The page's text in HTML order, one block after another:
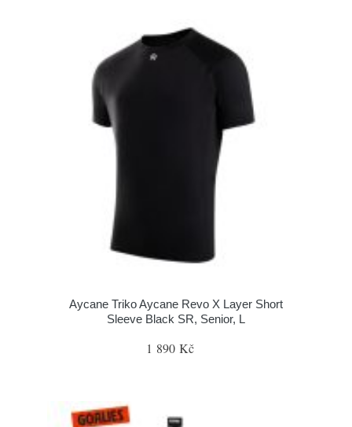
Aycane Triko Aycane Revo X Layer Short
Sleeve Black SR, Senior, L
1 890 Kč